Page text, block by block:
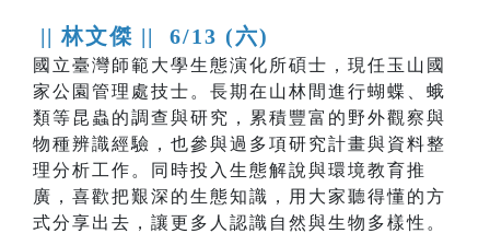
|| 林文傑 || 6/13 (六)
國立臺灣師範大學生態演化所碩士，現任玉山國
家公園管理處技士。長期在山林間進行蝴蝶、蛾
類等昆蟲的調查與研究，累積豐富的野外觀察與
物種辨識經驗，也參與過多項研究計畫與資料整
理分析工作。同時投入生態解說與環境教育推
廣，喜歡把艱深的生態知識，用大家聽得懂的方
式分享出去，讓更多人認識自然與生物多樣性。